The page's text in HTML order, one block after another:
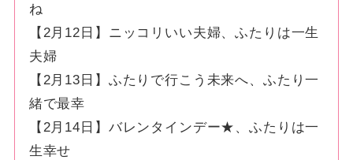
ね
【2月12日】ニッコリいい夫婦、ふたりは一生
夫婦
【2月13日】ふたりで行こう未来へ、ふたり一
緒で最幸
【2月14日】バレンタインデー★、ふたりは一
生幸せ